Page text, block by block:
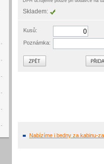
Skladem:
Kusů:
Poznámka:
Zpět
Nabízíme i bedny za kabinu-